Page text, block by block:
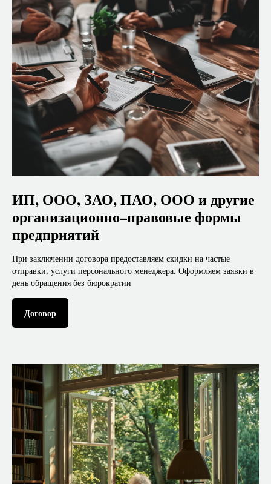
ИП, ООО, ЗАО, ПАО, ООО и другие
организационно–правовые формы
предприятий
При заключении договора предоставляем скидки на частые
отправки, услуги персонального менеджера. Оформляем заявки в
день обращения без бюрократии
Договор